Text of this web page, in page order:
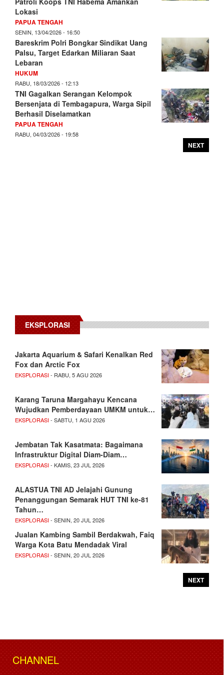
Lokasi
PAPUA TENGAH
SENIN, 13/04/2026 - 16:50
Bareskrim Polri Bongkar Sindikat Uang
Palsu, Target Edarkan Miliaran Saat
Lebaran
HUKUM
RABU, 18/03/2026 - 12:13
TNI Gagalkan Serangan Kelompok
Bersenjata di Tembagapura, Warga Sipil
Berhasil Diselamatkan
PAPUA TENGAH
RABU, 04/03/2026 - 19:58
NEXT
EKSPLORASI
Jakarta Aquarium & Safari Kenalkan Red
Fox dan Arctic Fox
EKSPLORASI- RABU, 5 AGU 2026
Karang Taruna Margahayu Kencana
Wujudkan Pemberdayaan UMKM untuk…
EKSPLORASI- SABTU, 1 AGU 2026
Jembatan Tak Kasatmata: Bagaimana
Infrastruktur Digital Diam-Diam…
EKSPLORASI- KAMIS, 23 JUL 2026
ALASTUA TNI AD Jelajahi Gunung
Penanggungan Semarak HUT TNI ke-81
Tahun…
EKSPLORASI- SENIN, 20 JUL 2026
Jualan Kambing Sambil Berdakwah, Faiq
Warga Kota Batu Mendadak Viral
EKSPLORASI- SENIN, 20 JUL 2026
NEXT
CHANNEL